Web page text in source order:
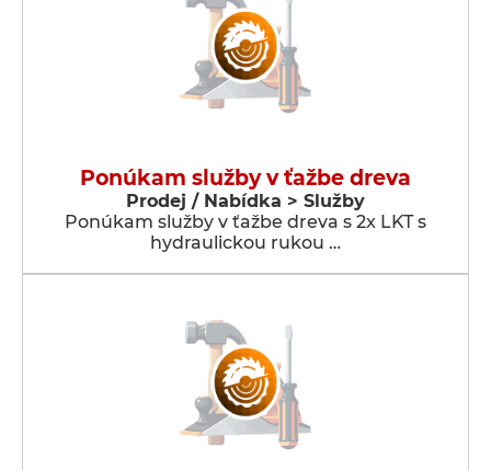
Ponúkam služby v ťažbe dreva
Prodej / Nabídka > Služby
Ponúkam služby v ťažbe dreva s 2x LKT s
hydraulickou rukou …